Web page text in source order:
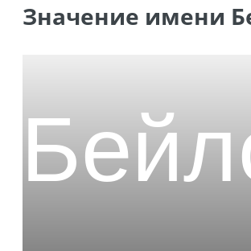
Значение имени